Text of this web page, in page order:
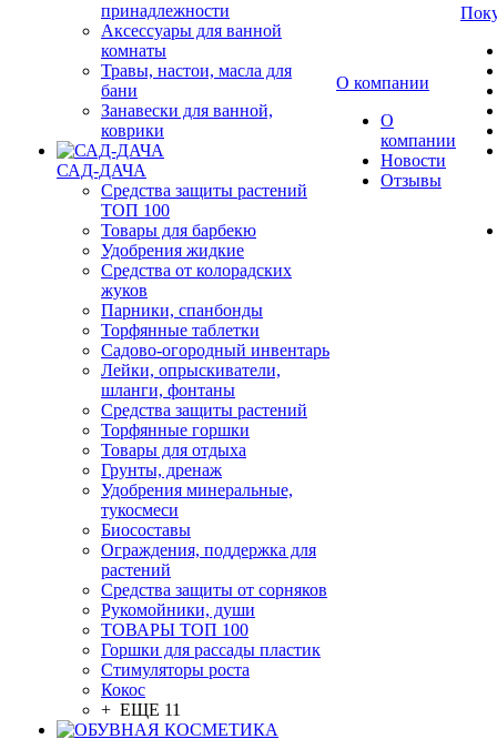
принадлежности
Аксессуары для ванной
комнаты
Травы, настои, масла для
бани
Занавески для ванной,
коврики
САД-ДАЧА
Средства защиты растений
ТОП 100
Товары для барбекю
Удобрения жидкие
Средства от колорадских
жуков
Парники, спанбонды
Торфянные таблетки
Садово-огородный инвентарь
Лейки, опрыскиватели,
шланги, фонтаны
Средства защиты растений
Торфянные горшки
Товары для отдыха
Грунты, дренаж
Удобрения минеральные,
тукосмеси
Биосоставы
Ограждения, поддержка для
растений
Средства защиты от сорняков
Рукомойники, души
ТОВАРЫ ТОП 100
Горшки для рассады пластик
Стимуляторы роста
Кокос
+ ЕЩЕ 11
О компании
О
компании
Новости
Отзывы